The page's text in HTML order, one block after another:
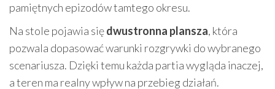
pamiętnych epizodów tamtego okresu.
Na stole pojawia siędwustronna plansza, która
pozwala dopasować warunki rozgrywki do wybranego
scenariusza. Dzięki temu każda partia wygląda inaczej,
a teren ma realny wpływ na przebieg działań.